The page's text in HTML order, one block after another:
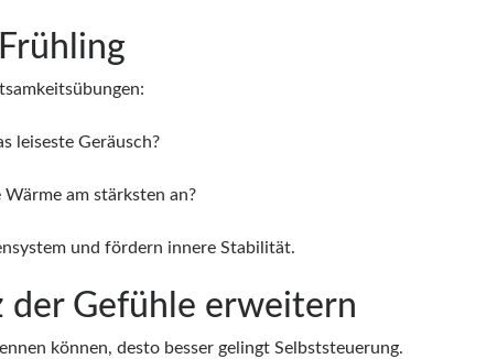
leiseste Geräusch?
am stärksten an?
und fördern innere Stabilität.
der Gefühle erweitern
können, desto besser gelingt Selbststeuerung.